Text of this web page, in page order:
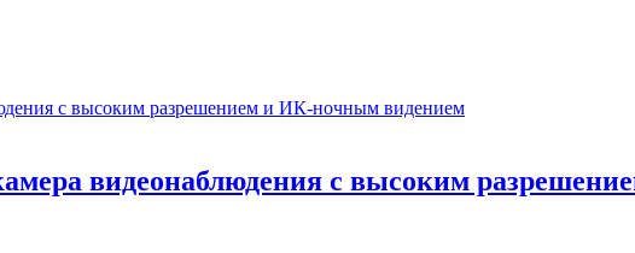
видеонаблюдения с высоким